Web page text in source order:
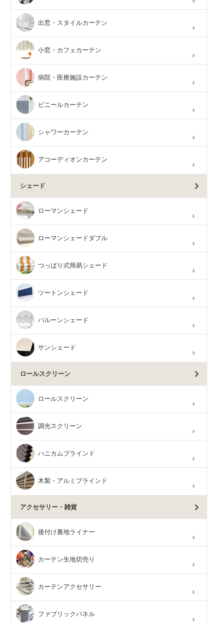
出窓・スタイルカーテン
小窓・カフェカーテン
病院・医療施設カーテン
ビニールカーテン
シャワーカーテン
アコーディオンカーテン
シェード
ローマンシェード
ローマンシェードダブル
つっぱり式簡易シェード
ツートンシェード
バルーンシェード
サンシェード
ロールスクリーン
ロールスクリーン
調光スクリーン
ハニカムブラインド
木製・アルミブラインド
アクセサリー・雑貨
後付け裏地ライナー
カーテン生地切売り
カーテンアクセサリー
ファブリックパネル